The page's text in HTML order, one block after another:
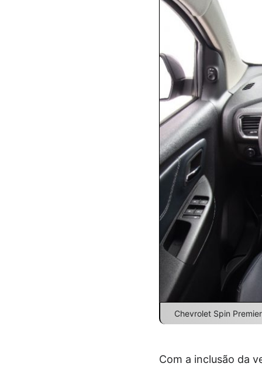
Chevrolet Spin Premier
Com a inclusão da